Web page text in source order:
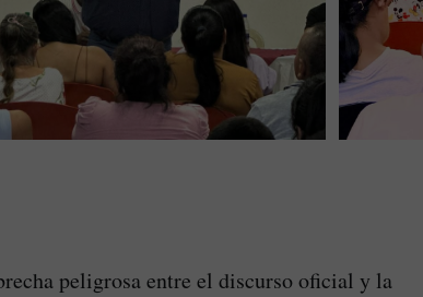
peligrosa entre el discurso oficial y la